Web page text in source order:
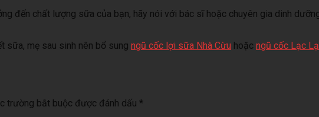
đến chất lượng sữa của bạn, hãy nói với bác sĩ hoặc chuyên gia dinh
sữa, mẹ sau sinh nên bổ sung ngũ cốc lợi sữa Nhà Cừu hoặc ngũ cốc Lạc
trường bắt buộc được đánh dấu *